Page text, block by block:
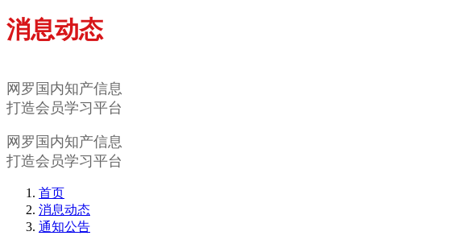
消息动态
网罗国内知产信息
打造会员学习平台
网罗国内知产信息
打造会员学习平台
首页
消息动态
通知公告